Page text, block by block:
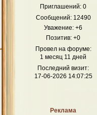
Приглашений: 0
Сообщений:12490
Уважение: +6
Позитив: +0
Провел на форуме:
1 месяц 11 дней
Последний визит:
17-06-2026 14:07:25
Реклама